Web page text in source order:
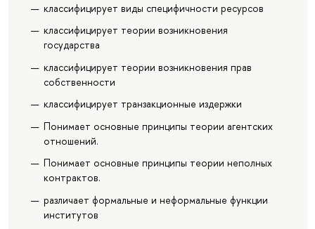
классифицирует виды специфичности ресурсов
классифицирует теории возникновения
государства
классифицирует теории возникновения прав
собственности
классифицирует транзакционные издержки
Понимает основные принципы теории агентских
отношений.
Понимает основные принципы теории неполных
контрактов.
различает формальные и неформальные функции
институтов